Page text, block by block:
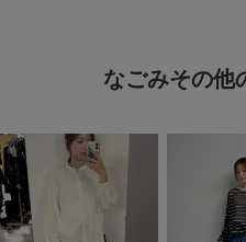
なごみその他